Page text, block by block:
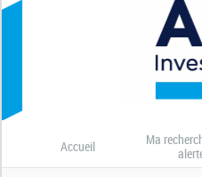
Accueil
Ma